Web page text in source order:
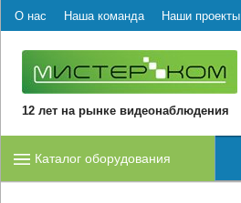
О нас Наша команда Наши проекты
12 лет на рынке видеонаблюдения
Каталог оборудования